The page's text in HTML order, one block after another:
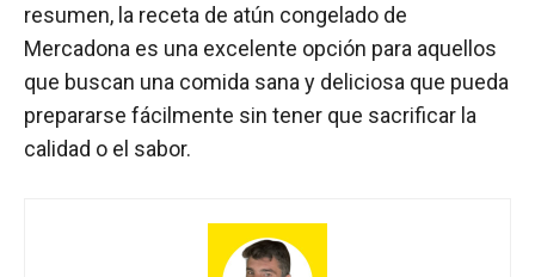
resumen, la receta de atún congelado de
Mercadona es una excelente opción para aquellos
que buscan una comida sana y deliciosa que pueda
prepararse fácilmente sin tener que sacrificar la
calidad o el sabor.